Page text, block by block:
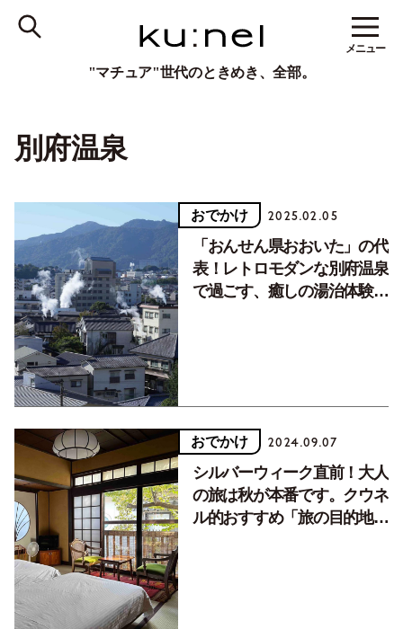
"マチュア"世代のときめき、全部。
メニュー
別府温泉
おでかけ 2025.02.05
「おんせん県おおいた」の代
表！レトロモダンな別府温泉
で過ごす、癒しの湯治体験
おでかけ 2024.09.07
シルバーウィーク直前！大人
の旅は秋が本番です。クウネ
ル的おすすめ「旅の目的地」